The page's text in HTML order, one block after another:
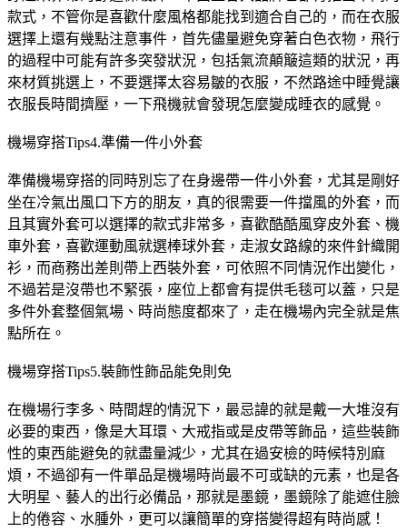
款式，不管你是喜歡什麼風格都能找到適合自己的，而在衣服
選擇上還有幾點注意事件，首先儘量避免穿著白色衣物，飛行
的過程中可能有許多突發狀況，包括氣流顛簸這類的狀況，再
來材質挑選上，不要選擇太容易皺的衣服，不然路途中睡覺讓
衣服長時間擠壓，一下飛機就會發現怎麼變成睡衣的感覺。
機場穿搭Tips4.準備一件小外套
準備機場穿搭的同時別忘了在身邊帶一件小外套，尤其是剛好
坐在冷氣出風口下方的朋友，真的很需要一件擋風的外套，而
且其實外套可以選擇的款式非常多，喜歡酷酷風穿皮外套、機
車外套，喜歡運動風就選棒球外套，走淑女路線的來件針織開
衫，而商務出差則帶上西裝外套，可依照不同情況作出變化，
不過若是沒帶也不緊張，座位上都會有提供毛毯可以蓋，只是
多件外套整個氣場、時尚態度都來了，走在機場內完全就是焦
點所在。
機場穿搭Tips5.裝飾性飾品能免則免
在機場行李多、時間趕的情況下，最忌諱的就是戴一大堆沒有
必要的東西，像是大耳環、大戒指或是皮帶等飾品，這些裝飾
性的東西能避免的就盡量減少，尤其在過安檢的時候特別麻
煩，不過卻有一件單品是機場時尚最不可或缺的元素，也是各
大明星、藝人的出行必備品，那就是墨鏡，墨鏡除了能遮住臉
上的倦容、水腫外，更可以讓簡單的穿搭變得超有時尚感！